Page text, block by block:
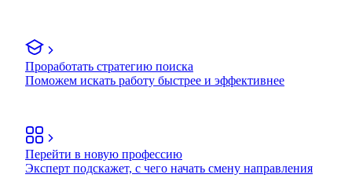
Проработать стратегию поиска
Поможем искать работу быстрее и эффективнее
Перейти в новую профессию
Эксперт подскажет, с чего начать смену направления